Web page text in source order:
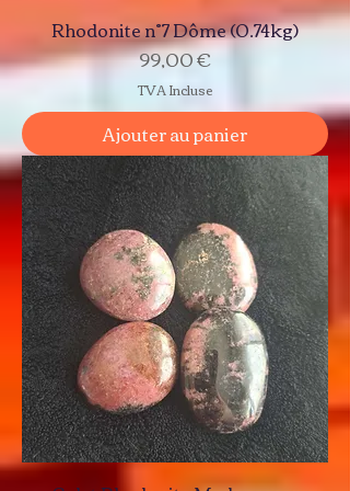
Rhodonite n°7 Dôme (0.74kg)
Prix
99,00 €
TVA Incluse
Ajouter au panier